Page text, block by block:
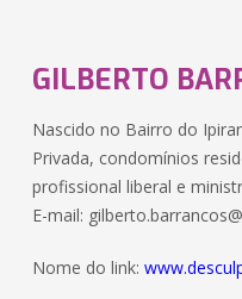
GILBERTO
Nascido no Bairro do
Privada, condomínios
profissional liberal e
E-mail:
Nome do link: